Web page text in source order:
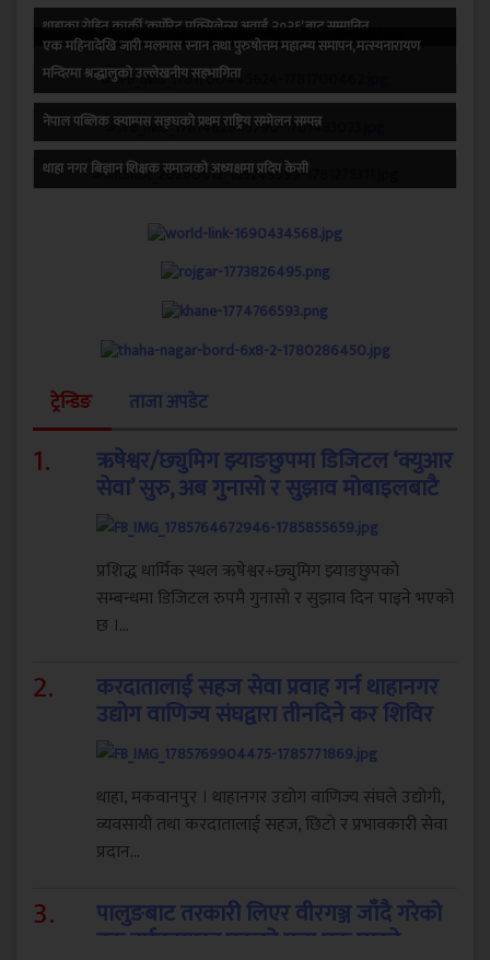
थाहाका रोहित कार्की ‘कर्पोरेट एक्सिलेन्स अवार्ड २०२६’ बाट सम्मानित
एक महिनादेखि जारी मलमास स्नान तथा पुरुषोत्तम महात्म्य समापन, मत्स्यनारायण
मन्दिरमा श्रद्धालुको उल्लेखनीय सहभागिता
नेपाल पब्लिक क्याम्पस सङ्घको प्रथम राष्ट्रिय सम्मेलन सम्पन्न
थाहा नगर बिज्ञान शिक्षक समाजको अध्यक्षमा प्रदिप केसी
ट्रेन्डिङ ताजा अपडेट
1. ऋषेश्वर/छ्युमिग झ्याङछुपमा डिजिटल ‘क्युआर
सेवा’ सुरु, अब गुनासो र सुझाव मोबाइलबाटै
प्रशिद्ध धार्मिक स्थल ऋषेश्वर÷छ्युमिग झ्याङछुपको
सम्बन्धमा डिजिटल रुपमै गुनासो र सुझाव दिन पाइने भएको
छ ।...
2. करदातालाई सहज सेवा प्रवाह गर्न थाहानगर
उद्योग वाणिज्य संघद्वारा तीनदिने कर शिविर
थाहा, मकवानपुर । थाहानगर उद्योग वाणिज्य संघले उद्योगी,
व्यवसायी तथा करदातालाई सहज, छिटो र प्रभावकारी सेवा
प्रदान...
3. पालुङबाट तरकारी लिएर वीरगञ्ज जाँदै गरेको
ट्रक दुर्घटनाग्रस्त,एकको मृत्यु एक घाइते